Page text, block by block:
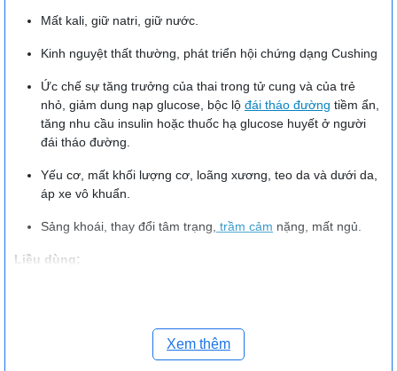
Mất kali, giữ natri, giữ nước.
Kinh nguyệt thất thường, phát triển hội chứng dạng Cushing
Ức chế sự tăng trưởng của thai trong tử cung và của trẻ
nhỏ, giảm dung nạp glucose, bộc lộ đái tháo đường tiềm ẩn,
tăng nhu cầu insulin hoặc thuốc hạ glucose huyết ở người
đái tháo đường.
Yếu cơ, mất khối lượng cơ, loãng xương, teo da và dưới da,
áp xe vô khuẩn.
Sảng khoái, thay đổi tâm trạng, trầm cảm nặng, mất ngủ.
Liều dùng;
Trường hợp tiêm, dùng liều thông thường từ 4 – 20 mg
Xem thêm